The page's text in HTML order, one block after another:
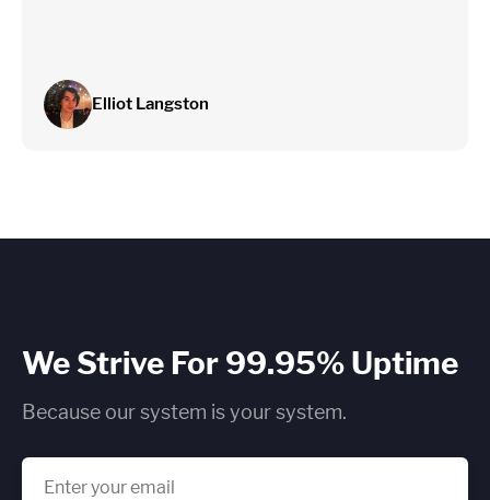
Elliot Langston
We Strive For 99.95% Uptime
Because our system is your system.